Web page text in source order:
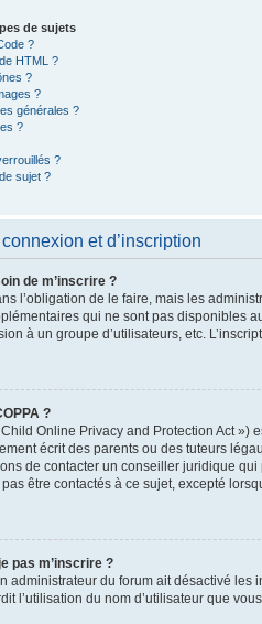
de sujets
?
HTML ?
?
?
générales ?
?
?
sujet ?
et d’inscription
de m’inscrire ?
l’obligation de le faire, mais les
qui ne sont pas disponibles
à un groupe d’utilisateurs, etc.
?
Online Privacy and Protection Act
écrit des parents ou des tuteurs
de contacter un conseiller juridique
être contactés à ce sujet, excepté
pas m’inscrire ?
administrateur du forum ait désactivé
l’utilisation du nom d’utilisateur que